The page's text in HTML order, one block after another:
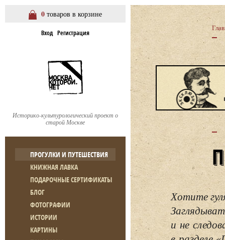
0 товаров в корзине
Вход Регистрация
Историко-культурологический проект о
старой Москве
ПРОГУЛКИ И ПУТЕШЕСТВИЯ
КНИЖНАЯ ЛАВКА
ПОДАРОЧНЫЕ СЕРТИФИКАТЫ
БЛОГ
ФОТОГРАФИИ
ИСТОРИИ
КАРТИНЫ
Хотите
и не